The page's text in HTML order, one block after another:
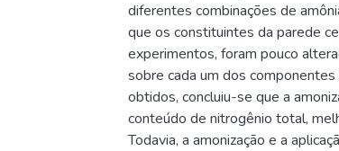
diferentes combinações de
que os constituintes da parede
experimentos, foram pouco
sobre cada um dos
obtidos, concluiu-se que a
conteúdo de nitrogênio total,
Todavia, a amonização e a